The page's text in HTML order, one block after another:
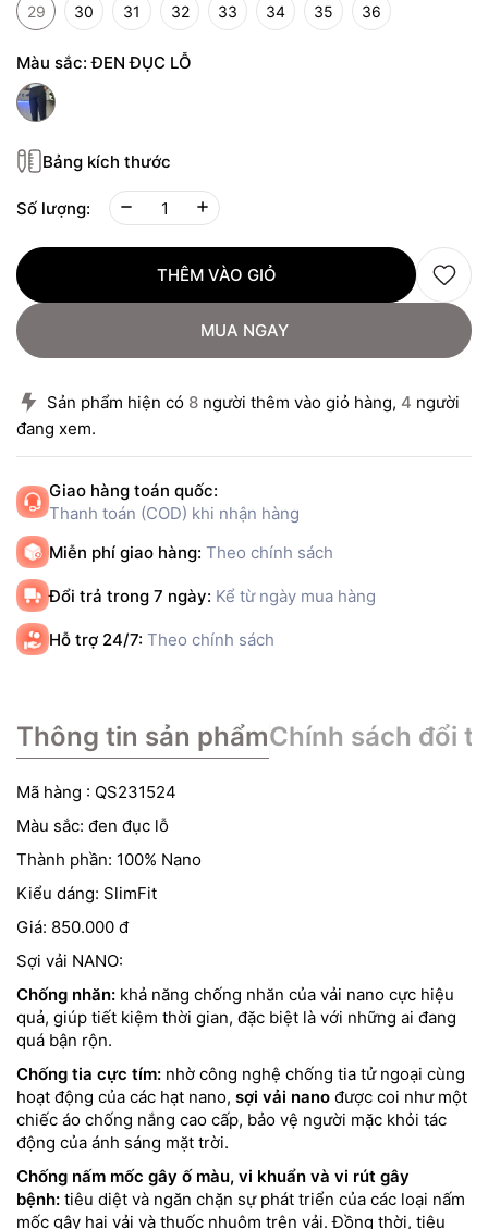
29 30 31 32 33 34 35 36
Màu sắc:ĐEN ĐỤC LỖ
Bảng kích thước
Số lượng:
THÊM VÀO GIỎ
MUA NGAY
Sản phẩm hiện có 8 người thêm vào giỏ hàng, 4 người
đang xem.
Giao hàng toán quốc:
Thanh toán (COD) khi nhận hàng
Miễn phí giao hàng: Theo chính sách
Đổi trả trong 7 ngày: Kể từ ngày mua hàng
Hỗ trợ 24/7: Theo chính sách
Thông tin sản phẩmChính sách đổi
Mã hàng : QS231524
Màu sắc: đen đục lỗ
Thành phần: 100% Nano
Kiểu dáng: SlimFit
Giá: 850.000 đ
Sợi vải NANO:
Chống nhăn: khả năng chống nhăn của vải nano cực hiệu
quả, giúp tiết kiệm thời gian, đặc biệt là với những ai đang
quá bận rộn.
Chống tia cực tím: nhờ công nghệ chống tia tử ngoại cùng
hoạt động của các hạt nano, sợi vải nano được coi như một
chiếc áo chống nắng cao cấp, bảo vệ người mặc khỏi tác
động của ánh sáng mặt trời.
Chống nấm mốc gây ố màu, vi khuẩn và vi rút gây
bệnh: tiêu diệt và ngăn chặn sự phát triển của các loại nấm
mốc gây hại vải và thuốc nhuộm trên vải. Đồng thời, tiêu